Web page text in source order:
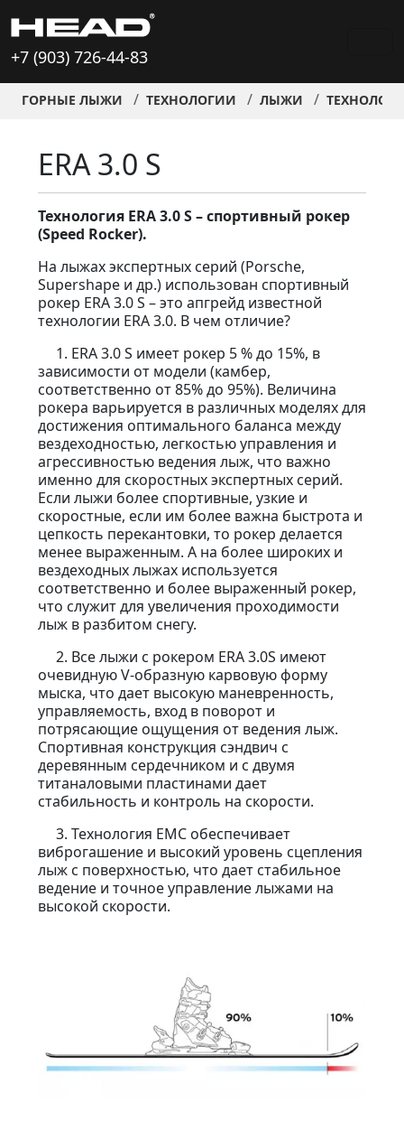
+7 (903) 726-44-83
ГОРНЫЕ ЛЫЖИ ТЕХНОЛОГИИ ЛЫЖИ
ERA 3.0 S
Технология ERA 3.0 S – спортивный рокер
(Speed Rocker).
На лыжах экспертных серий (Porsche,
Supershape и др.) использован спортивный
рокер ERA 3.0 S – это апгрейд известной
технологии ERA 3.0. В чем отличие?
1. ERA 3.0 S имеет рокер 5 % до 15%, в
зависимости от модели (камбер,
соответственно от 85% до 95%). Величина
рокера варьируется в различных моделях для
достижения оптимального баланса между
вездеходностью, легкостью управления и
агрессивностью ведения лыж, что важно
именно для скоростных экспертных серий.
Если лыжи более спортивные, узкие и
скоростные, если им более важна быстрота и
цепкость перекантовки, то рокер делается
менее выраженным. А на более широких и
вездеходных лыжах используется
соответственно и более выраженный рокер,
что служит для увеличения проходимости
лыж в разбитом снегу.
2. Все лыжи с рокером ERA 3.0S имеют
очевидную V-образную карвовую форму
мыска, что дает высокую маневренность,
управляемость, вход в поворот и
потрясающие ощущения от ведения лыж.
Спортивная конструкция сэндвич с
деревянным сердечником и с двумя
титаналовыми пластинами дает
стабильность и контроль на скорости.
3. Технология EMC обеспечивает
виброгашение и высокий уровень сцепления
лыж с поверхностью, что дает стабильное
ведение и точное управление лыжами на
высокой скорости.